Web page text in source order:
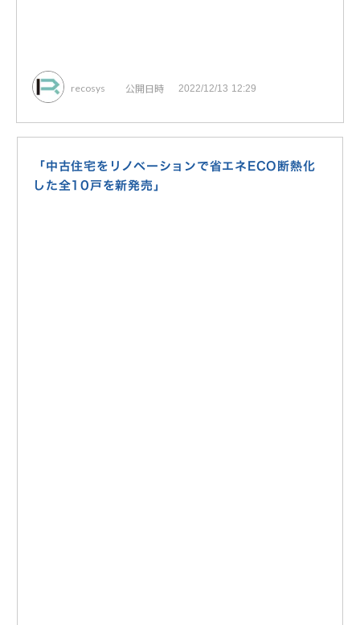
recosys 公開日時 2022/12/13 12:29
「中古住宅をリノベーションで省エネECO断熱化
した全10戸を新発売」